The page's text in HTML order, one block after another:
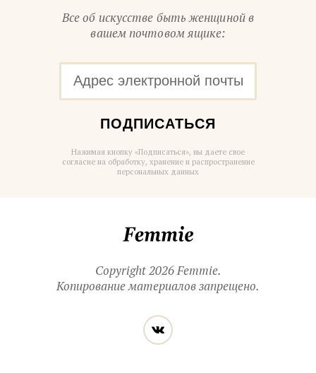
Все об искусстве быть женщиной в
вашем почтовом ящике:
ПОДПИСАТЬСЯ
Нажимая кнопку «Подписаться», вы даете свое
согласие на обработку, хранение и распространение
персональных данных
Copyright 2026 Femmie.
Копирование материалов запрещено.
Читайте
нас
в социальных